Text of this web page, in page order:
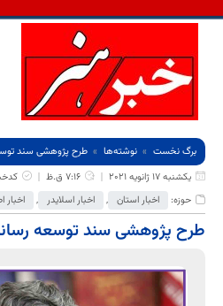
برگ نخست نوشته‌ها
طرح پژوهشی سند
یکشنبه 17 ژانویه 2021
7:16 ق.ظ
حوزه:
اخبار استان , اخبار اسلایدر , اخبار
طرح پژوهشی سند توسعه